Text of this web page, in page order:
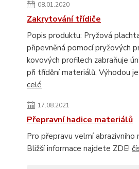
08.01.2020
Zakrytování třídiče
Popis produktu: Pryžová
připevněná pomocí pryžových
kovových profilech zabraňuje
při třídění materiálů, Výhodou je
celé
17.08.2021
Přepravní hadice materiálů
Pro přepravu velmí abrazivniho
Bližší informace najdete ZDE!